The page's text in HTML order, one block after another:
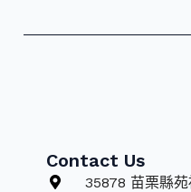
Contact Us
35878 苗栗縣苑